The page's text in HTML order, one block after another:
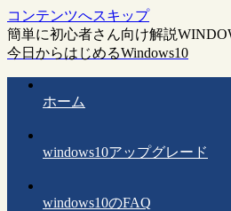
コンテンツへスキップ
簡単に初心者さん向け解説
今日からはじめるWindows10
ホーム
windows10アップグレード
windows10のFAQ